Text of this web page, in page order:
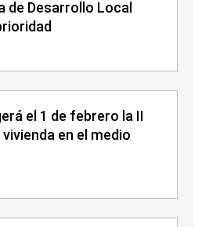
de Desarrollo Local
el 1 de febrero la II
en el medio